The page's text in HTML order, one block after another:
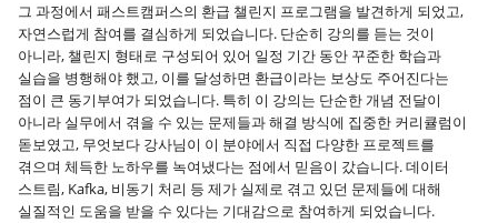
그 과정에서 패스트캠퍼스의 환급 챌린지 프로그램을 발견하게 되었고,
자연스럽게 참여를 결심하게 되었습니다. 단순히 강의를 듣는 것이
아니라, 챌린지 형태로 구성되어 있어 일정 기간 동안 꾸준한 학습과
실습을 병행해야 했고, 이를 달성하면 환급이라는 보상도 주어진다는
점이 큰 동기부여가 되었습니다. 특히 이 강의는 단순한 개념 전달이
아니라 실무에서 겪을 수 있는 문제들과 해결 방식에 집중한 커리큘럼이
돋보였고, 무엇보다 강사님이 이 분야에서 직접 다양한 프로젝트를
겪으며 체득한 노하우를 녹여냈다는 점에서 믿음이 갔습니다. 데이터
스트림, Kafka, 비동기 처리 등 제가 실제로 겪고 있던 문제들에 대해
실질적인 도움을 받을 수 있다는 기대감으로 참여하게 되었습니다.